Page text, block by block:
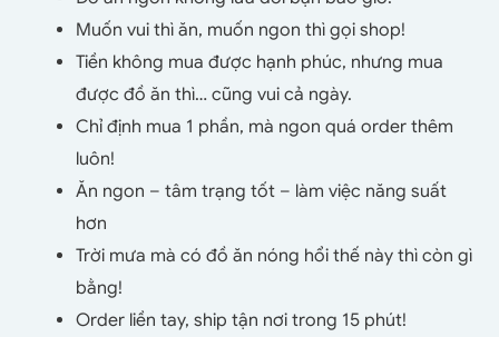
Muốn vui thì ăn, muốn ngon thì gọi shop!
Tiền không mua được hạnh phúc, nhưng mua
được đồ ăn thì… cũng vui cả ngày.
Chỉ định mua 1 phần, mà ngon quá order thêm
luôn!
Ăn ngon – tâm trạng tốt – làm việc năng suất
hơn
Trời mưa mà có đồ ăn nóng hổi thế này thì còn gì
bằng!
Order liền tay, ship tận nơi trong 15 phút!